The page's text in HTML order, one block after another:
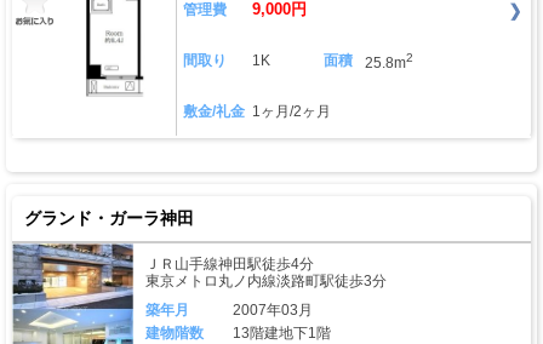
管理費 9,000円
間取り 1K 面積 25.8m2
敷金/礼金 1ヶ月/2ヶ月
グランド・ガーラ神田
ＪＲ山手線神田駅徒歩4分
東京メトロ丸ノ内線淡路町駅徒歩3分
築年月
2007年03月
建物階数
13階建地下1階